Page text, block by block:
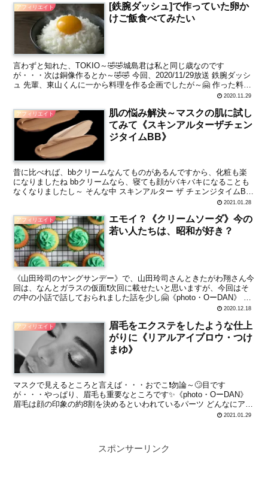
アフィリエイト
[鉄腕ダッシュ]で作っていた卵か
けご飯食べてみたい
言わずと知れた、TOKIO～🤣🤣城島君は私と同じ歳なのです
が・・・次は銅像作るとか～🤣🤣 今回、2020/11/29放送 鉄腕ダッシ
ュ 先輩、東山くんに一から料理を作る企画でしたが～🤗 作った料理
2020.11.29
アフィリエイト
肌の悩み解決～マスクの肌に試し
てみて《スキンアルターザチェン
ジタイムBB》
昔に比べれば、bbクリームなんてものがあるんですから、化粧も楽
になりましたね bbクリームなら、寝ても顔がバキバキになることも
なくなりましたし～ そんな中 スキンアルター ザ チェンジタイムBB
2021.01.28
アフィリエイト
エモイ？《クリームソーダ》今の
若い人たちは、昭和が好き？
《山田玲司のヤングサンデー》で、山田玲司さんときたがわ翔さん今
回は、なんとガラスの仮面❗次回に載せたいと思いますが、今回はそ
の中の小話で話しておられました話を少し🤗《photo・OーDAN》 タ
2020.12.18
アフィリエイト
眉毛をエクステをしたような仕上
がりに《リアルアイブロウ・つけ
まゆ》
マスクで見えるところと言えば・・・おでこ❗勿論～🙄目です
が・・・やっぱり、眉毛も重要なところです✨《photo・OーDAN》
眉毛は顔の印象の約8割を決めるといわれているパーツ どんなにアイ
2021.01.29
スポンサーリンク